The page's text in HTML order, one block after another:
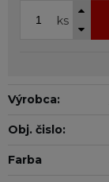
ks
Výrobca:
Obj. čislo:
Farba